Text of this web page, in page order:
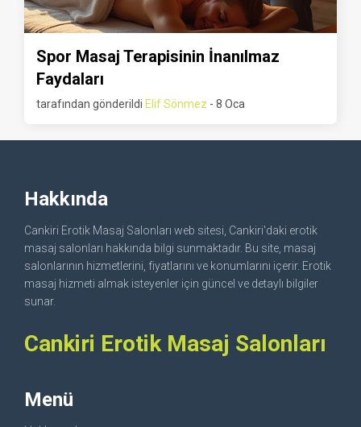
Spor Masaj Terapisinin İnanılmaz
Faydaları
tarafından gönderildi Elif Sönmez - 8 Oca
Hakkında
Cankiri Erotik Masaj Salonları web sitesi, Cankiri'daki erotik
masaj salonları hakkında bilgi sunmaktadır. Bu site, masaj
salonlarının hizmetlerini, fiyatlarını ve konumlarını içerir. Erotik
masaj hizmeti almak isteyenler için güncel ve detaylı bilgiler
sunar.
Cankiri Erotik Masaj Salonları
Menü